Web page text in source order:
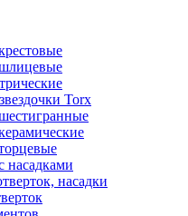
Torx
насадками
насадки